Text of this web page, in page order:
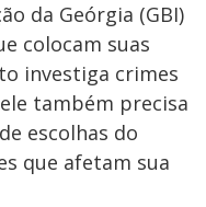
da Geórgia (GBI)
colocam suas
investiga crimes
também precisa
escolhas do
que afetam sua